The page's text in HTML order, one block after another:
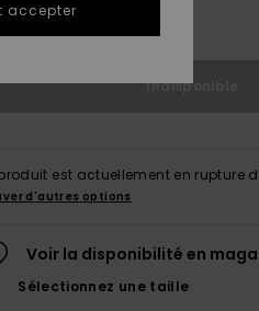
le Guide des tailles
Indisponible
est actuellement en rupture
d'autres options
Voir la disponibilité en
Sélectionnez une taille
accepter